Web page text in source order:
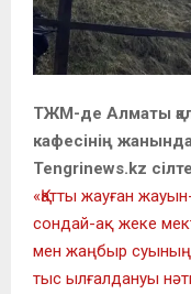
ТЖМ-де Алматы
кафесінің жанында
Tengrinews.kz
«Қатты жауған
сондай-ақ жеке
мен жаңбыр суының
тыс ылғалдануы